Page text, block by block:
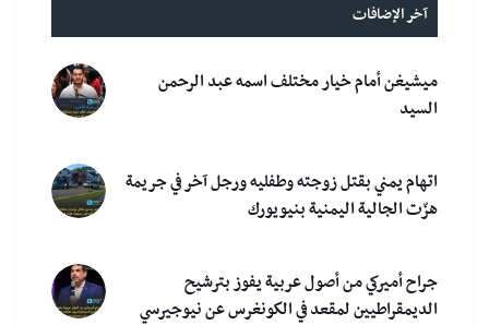
آخر الإضافات
ميشيغن أمام خيار مختلف اسمه عبد الرحمن
السيد
اتهام يمني بقتل زوجته وطفليه ورجل آخر في جريمة
هزّت الجالية اليمنية بنيويورك
جراح أميركي من أصول عربية يفوز بترشيح
الديمقراطيين لمقعد في الكونغرس عن نيوجيرسي